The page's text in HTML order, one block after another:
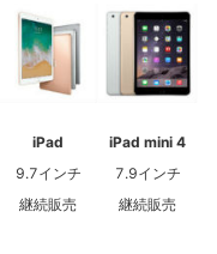
iPad
9.7インチ
継続販売
iPad mini 4
7.9インチ
継続販売